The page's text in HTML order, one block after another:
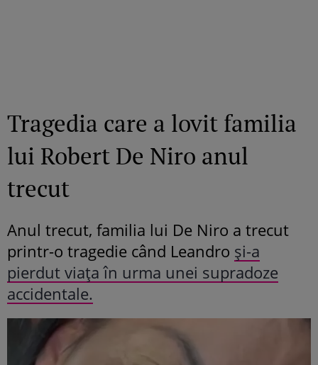
Tragedia care a lovit familia
lui Robert De Niro anul
trecut
Anul trecut, familia lui De Niro a trecut
printr-o tragedie când Leandro și-a
pierdut viața în urma unei supradoze
accidentale.